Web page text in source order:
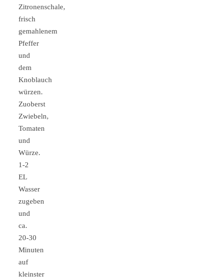
Zitronenschale,
frisch
gemahlenem
Pfeffer
und
dem
Knoblauch
würzen.
Zuoberst
Zwiebeln,
Tomaten
und
Würze.
1-2
EL
Wasser
zugeben
und
ca.
20-30
Minuten
auf
kleinster